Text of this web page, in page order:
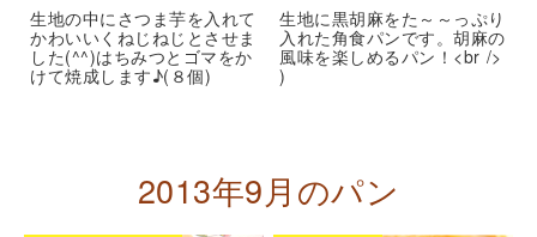
生地の中にさつま芋を入れて
かわいいくねじねじとさせま
した(^^)はちみつとゴマをか
けて焼成します♪(８個)
生地に黒胡麻をた～～っぷり
入れた角食パンです。胡麻の
風味を楽しめるパン！<br />
)
2013年9月のパン